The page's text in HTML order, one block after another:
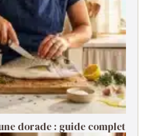
dorade : guide complet